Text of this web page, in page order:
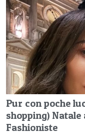
Pur con poche
shopping) Natale
Fashioniste